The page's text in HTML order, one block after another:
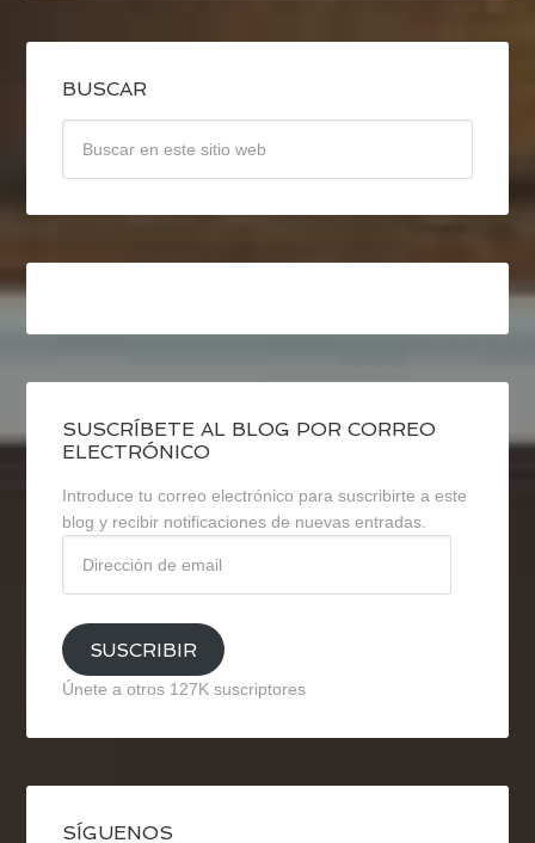
BUSCAR
SUSCRÍBETE AL BLOG POR CORREO
ELECTRÓNICO
Introduce tu correo electrónico para suscribirte a este
blog y recibir notificaciones de nuevas entradas.
email
SUSCRIBIR
Únete a otros 127K suscriptores
SÍGUENOS